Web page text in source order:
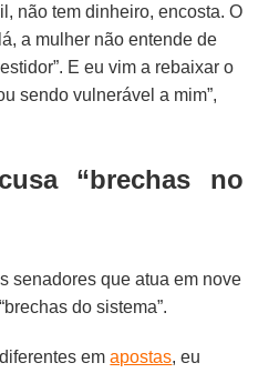
não tem dinheiro, encosta. O
a mulher não entende de
E eu vim a rebaixar o
sendo vulnerável a mim”,
“brechas no
senadores que atua em nove
do sistema”.
emapostas, eu